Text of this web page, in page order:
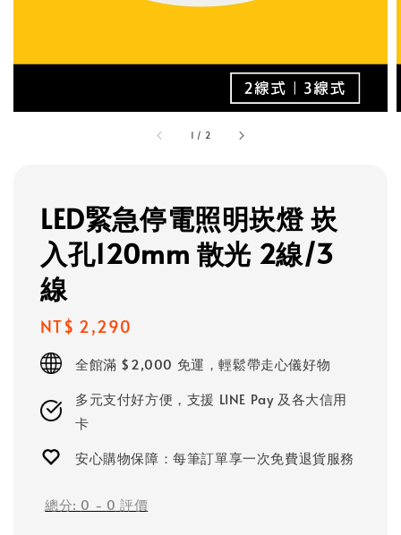
1 / 2
LED緊急停電照明崁燈 崁
入孔120mm 散光 2線/3
線
Regular
price
NT$ 2,290
全館滿 $2,000 免運，輕鬆帶走心儀好物
多元支付好方便，支援 LINE Pay 及各大信用
卡
安心購物保障：每筆訂單享一次免費退貨服務
總分: 0 - 0 評價